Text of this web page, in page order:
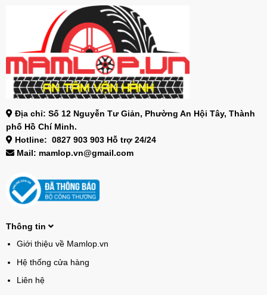
Địa chỉ: Số 12 Nguyễn Tư Giản, Phường An Hội Tây, Thành
phố Hồ Chí Minh.
Hotline: 0827 903 903 Hỗ trợ 24/24
Mail: mamlop.vn@gmail.com
Thông tin
Giới thiệu về Mamlop.vn
Hệ thống cửa hàng
Liên hệ